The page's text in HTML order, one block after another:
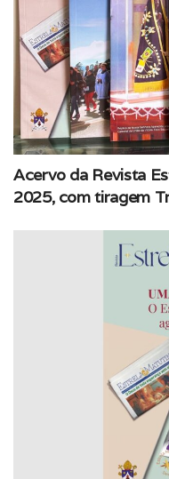
Acervo da Revista
2025, com tiragem